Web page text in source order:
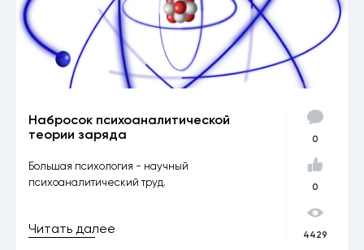
Набросок психоаналитической
теории заряда
Большая психология - научный
психоаналитический труд.
Читать далее
0
0
4429